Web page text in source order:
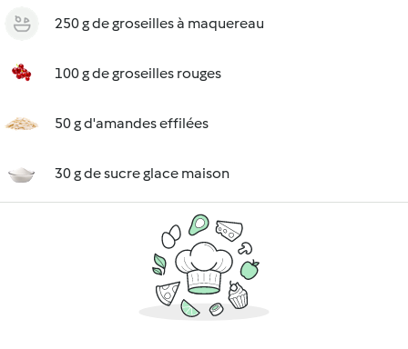
250 g de groseilles à maquereau
100 g de groseilles rouges
50 g d'amandes effilées
30 g de sucre glace maison